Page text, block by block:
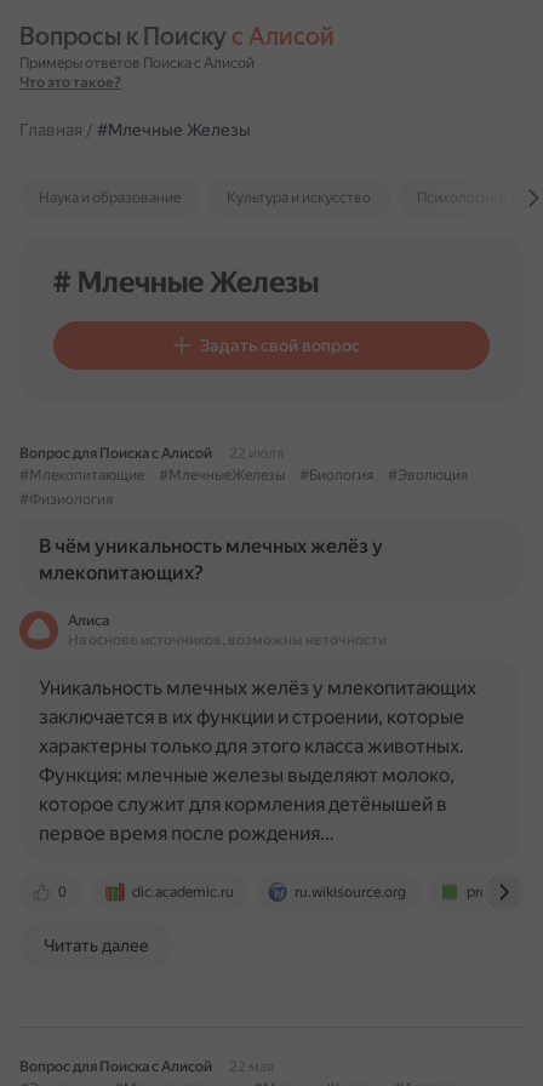
Вопросы к Поиску с Алисой
Примеры ответов Поиска с Алисой
Что это такое?
Главная / #Млечные Железы
Наука и образование Культура и искусство Психология и
# Млечные Железы
Задать свой вопрос
Вопрос для Поиска с Алисой
22 июля
#Млекопитающие
#МлечныеЖелезы #Биология
#Эволюция
#Физиология
В чём уникальность млечных желёз у
млекопитающих?
Алиса
На основе источников, возможны неточности
0 dic.academic.ru ru.wikisource.org proza.ru
Уникальность млечных желёз у млекопитающих
заключается в их функции и строении, которые
характерны только для этого класса животных.
Функция: млечные железы выделяют молоко,
которое служит для кормления детёнышей в
первое время после рождения…
Читать далее
Вопрос для Поиска с Алисой
22 мая